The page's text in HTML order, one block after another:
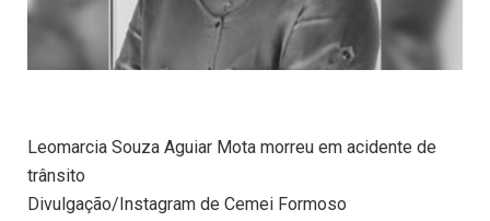
Leomarcia Souza Aguiar Mota morreu em acidente de
trânsito
Divulgação/Instagram de Cemei Formoso